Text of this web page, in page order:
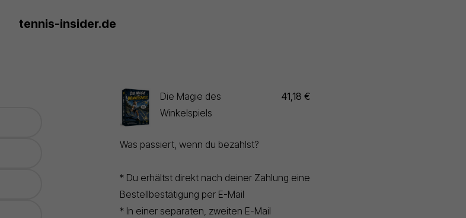
tennis-insider.de
Die Magie des
Winkelspiels
41,18 €
Was passiert, wenn du bezahlst?
* Du erhältst direkt nach deiner Zahlung eine
Bestellbestätigung per E-Mail
* In einer separaten, zweiten E-Mail